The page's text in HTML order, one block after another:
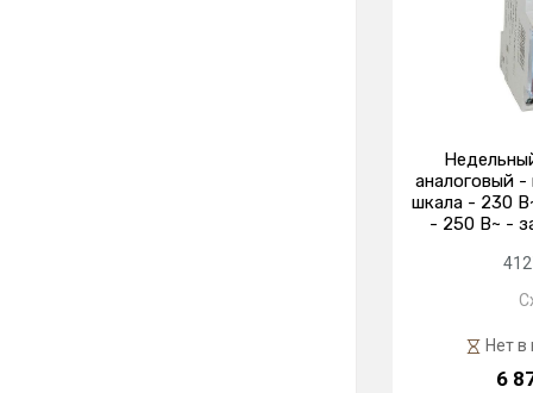
аналоговый -
шкала - 230
- 250 В~ -
Нет в
6